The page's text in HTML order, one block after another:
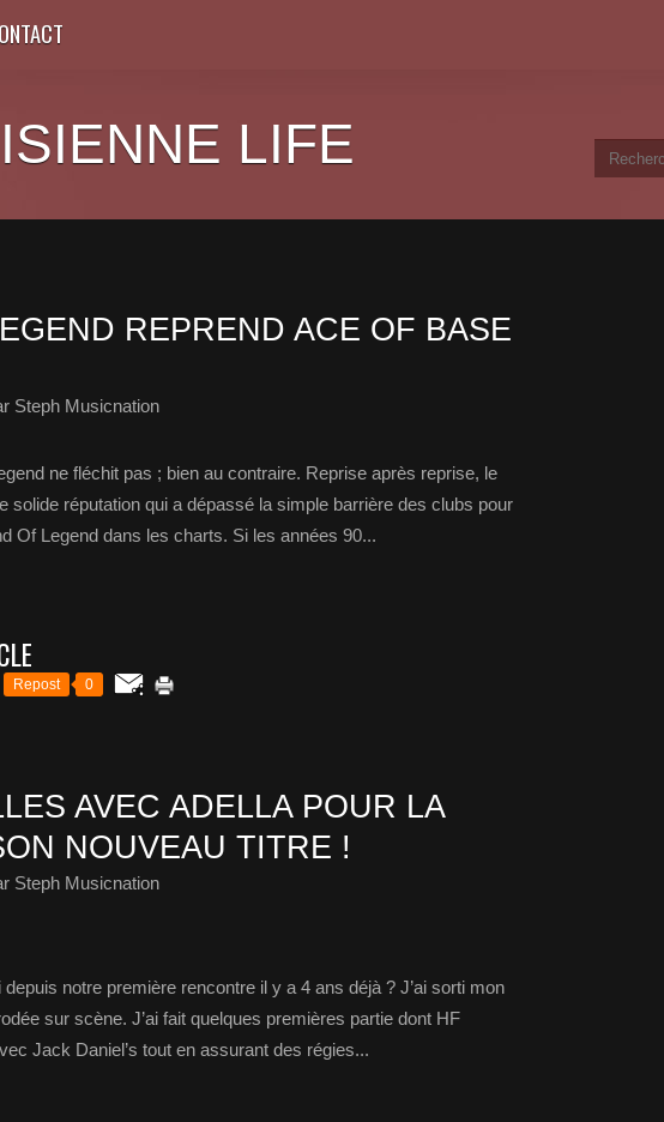
LIFE
REPREND ACE OF BASE
Steph Musicnation
ne fléchit pas ; bien au contraire. Reprise après reprise, le
solide réputation qui a dépassé la simple barrière des clubs pour
Of Legend dans les charts. Si les années 90...
Repost 0
AVEC ADELLA POUR LA
NOUVEAU TITRE !
Steph Musicnation
notre première rencontre il y a 4 ans déjà ? J’ai sorti mon
sur scène. J’ai fait quelques premières partie dont HF
Jack Daniel’s tout en assurant des régies...